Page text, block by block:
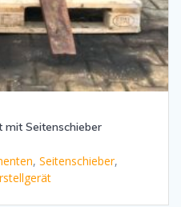
mit Seitenschieber
, Seitenschieber,